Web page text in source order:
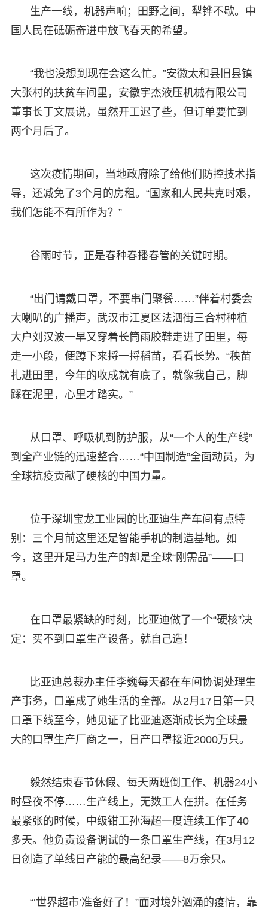
生产一线，机器声响；田野之间，犁铧不歇。中
国人民在砥砺奋进中放飞春天的希望。
“我也没想到现在会这么忙。”安徽太和县旧县镇
大张村的扶贫车间里，安徽宇杰液压机械有限公司
董事长丁文展说，虽然开工迟了些，但订单要忙到
两个月后了。
这次疫情期间，当地政府除了给他们防控技术指
导，还减免了3个月的房租。“国家和人民共克时艰，
我们怎能不有所作为？”
谷雨时节，正是春种春播春管的关键时期。
“出门请戴口罩，不要串门聚餐……”伴着村委会
大喇叭的广播声，武汉市江夏区法泗街三合村种植
大户刘汉波一早又穿着长筒雨胶鞋走进了田里，每
走一小段，便蹲下来捋一捋稻苗，看看长势。“秧苗
扎进田里，今年的收成就有底了，就像我自己，脚
踩在泥里，心里才踏实。”
从口罩、呼吸机到防护服，从“一个人的生产线”
到全产业链的迅速整合……“中国制造”全面动员，为
全球抗疫贡献了硬核的中国力量。
位于深圳宝龙工业园的比亚迪生产车间有点特
别：三个月前这里还是智能手机的制造基地。如
今，这里开足马力生产的却是全球“刚需品”——口
罩。
在口罩最紧缺的时刻，比亚迪做了一个“硬核”决
定：买不到口罩生产设备，就自己造！
比亚迪总裁办主任李巍每天都在车间协调处理生
产事务，口罩成了她生活的全部。从2月17日第一只
口罩下线至今，她见证了比亚迪逐渐成长为全球最
大的口罩生产厂商之一，日产口罩接近2000万只。
毅然结束春节休假、每天两班倒工作、机器24小
时昼夜不停……生产线上，无数工人在拼。在任务
最紧张的时候，中级钳工孙海超一度连续工作了40
多天。他负责设备调试的一条口罩生产线，在3月12
日创造了单线日产能的最高纪录——8万余只。
“‘世界超市’准备好了！”面对境外汹涌的疫情，靠